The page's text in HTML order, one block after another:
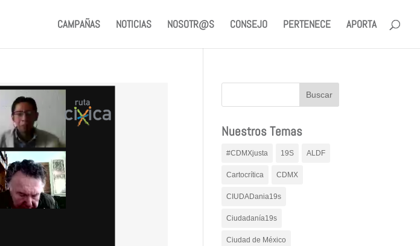
CAMPAÑAS NOTICIAS NOSOTR@S CONSEJO PERTENECE APORTA
Nuestros Temas
#CDMXjusta 19S ALDF
Cartocrítica CDMX
CIUDADania19s
Ciudadanía19s
Ciudad de México